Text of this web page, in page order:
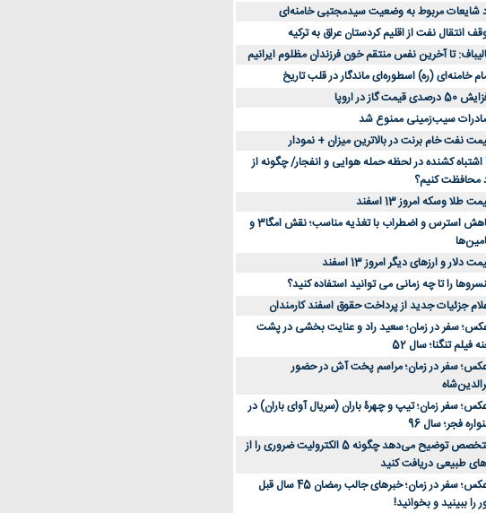
شایعات مربوط به وضعیت سیدمجتبی خامنه‌ای
انتقال نفت از اقلیم کردستان عراق به ترکیه
تا آخرین نفس منتقم خون فرزندان مظلوم ایرانیم
خامنه‌ای (ره) اسطوره‌ای ماندگار در قلب تاریخ
درصدی قیمت گاز در اروپا
سیب‌زمینی ممنوع شد
نفت خام برنت در بالاترین میزان + نمودار
4 اشتباه کشنده در لحظه حمله هوایی و انفجار/ چگونه از
محافظت کنیم؟
طلا وسکه امروز 13 اسفند
کاهش استرس و اضطراب با تغذیه مناسب؛ نقش امگا3 و
دلار و ارزهای دیگر امروز 13 اسفند
را تا چه زمانی می توانید استفاده کنید؟
جزئیات جدید از پرداخت حقوق اسفند کارمندان
سفر در زمان؛ سعید راد و عنایت بخشی در پشت
فیلم تنگنا؛ سال 52
سفر در زمان؛ مراسم پخت آش در حضور
سفر زمان؛ تیپ و چهرۀ باران (سریال آوای باران) در
فجر؛ سال 96
متخصص توضیح می‌دهد چگونه 5 الکترولیت ضروری را از
طبیعی دریافت کنید
عکس؛ سفر در زمان؛ خبرهای جالب رمضان 45 سال قبل
را ببینید و بخوانید!